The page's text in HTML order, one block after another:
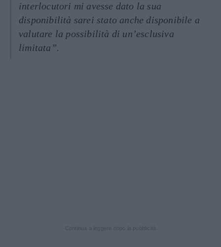
interlocutori mi avesse dato la sua
disponibilità sarei stato anche disponibile a
valutare la possibilità di un’esclusiva
limitata”.